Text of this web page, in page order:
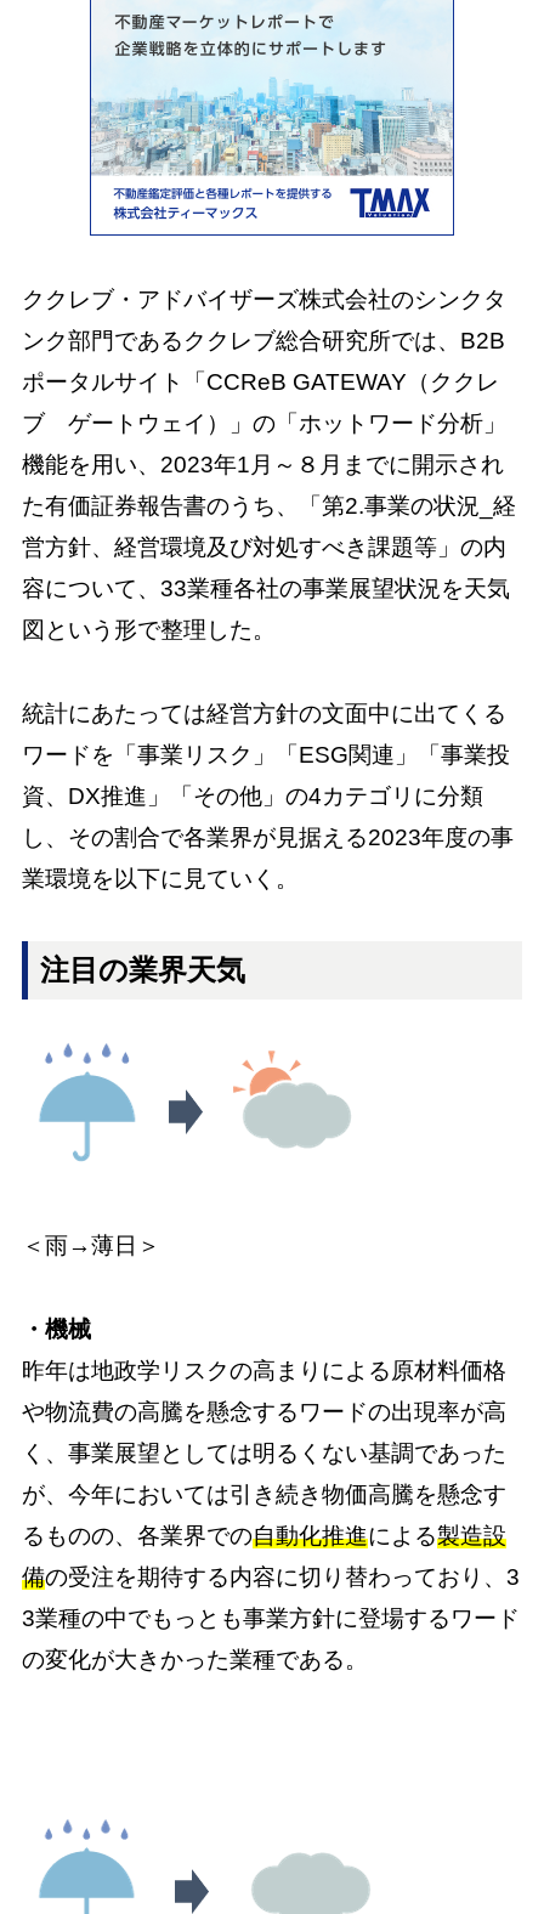
ククレブ・アドバイザーズ株式会社のシンクタ
ンク部門であるククレブ総合研究所では、B2B
ポータルサイト「CCReB GATEWAY（ククレ
ブ ゲートウェイ）」の「ホットワード分析」
機能を用い、2023年1月～８月までに開示され
た有価証券報告書のうち、「第2.事業の状況_経
営方針、経営環境及び対処すべき課題等」の内
容について、33業種各社の事業展望状況を天気
図という形で整理した。
統計にあたっては経営方針の文面中に出てくる
ワードを「事業リスク」「ESG関連」「事業投
資、DX推進」「その他」の4カテゴリに分類
し、その割合で各業界が見据える2023年度の事
業環境を以下に見ていく。
注目の業界天気
＜雨→薄日＞
・機械
昨年は地政学リスクの高まりによる原材料価格
や物流費の高騰を懸念するワードの出現率が高
く、事業展望としては明るくない基調であった
が、今年においては引き続き物価高騰を懸念す
るものの、各業界での自動化推進による製造設
備の受注を期待する内容に切り替わっており、3
3業種の中でもっとも事業方針に登場するワード
の変化が大きかった業種である。